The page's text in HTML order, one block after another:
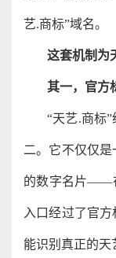
艺.商标”域名。
这套机制为
其一，官方
“天艺.商标
二。它不仅仅
的数字名片——
入口经过了官
能识别真正的天